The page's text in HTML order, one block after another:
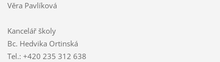
Věra Pavlíková
Kancelář školy
Bc. Hedvika Ortinská
Tel.: +420 235 312 638